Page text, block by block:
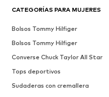
CATEGORÍAS PARA MUJERES
Bolsos Tommy Hilfiger
Bolsos Tommy Hilfiger
Converse Chuck Taylor All Star
Tops deportivos
Sudaderas con cremallera